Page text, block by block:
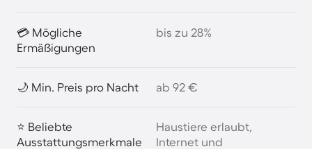
💳 Mögliche
Ermäßigungen
bis zu 28%
🌙 Min. Preis pro Nacht ab 92 €
⭐ Beliebte
Ausstattungsmerkmale
Haustiere erlaubt,
Internet und